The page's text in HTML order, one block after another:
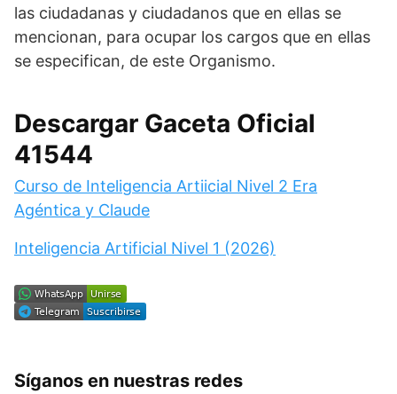
las ciudadanas y ciudadanos que en ellas se
mencionan, para ocupar los cargos que en ellas
se especifican, de este Organismo.
Descargar Gaceta Oficial
41544
Curso de Inteligencia Artiicial Nivel 2 Era
Agéntica y Claude
Inteligencia Artificial Nivel 1 (2026)
Síganos en nuestras redes